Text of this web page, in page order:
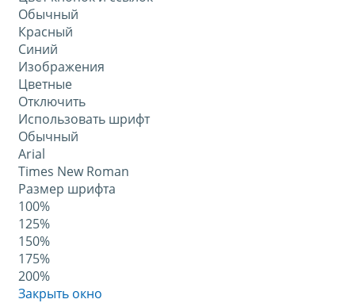
Обычный
Красный
Синий
Изображения
Цветные
Отключить
Использовать шрифт
Обычный
Arial
Times New Roman
Размер шрифта
100%
125%
150%
175%
200%
Закрыть окно